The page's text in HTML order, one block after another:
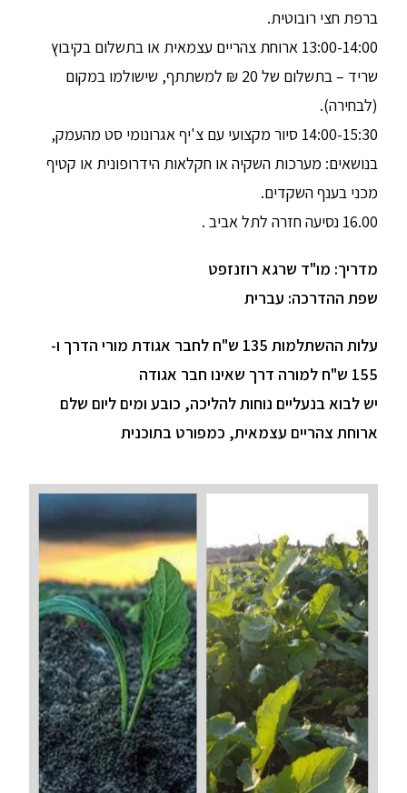
ברפת חצי רובוטית.
13:00-14:00 ארוחת צהריים עצמאית או בתשלום בקיבוץ
שריד – בתשלום של 20 ₪ למשתתף, שישולמו במקום
(לבחירה).
14:00-15:30 סיור מקצועי עם צ'יף אגרונומי סט מהעמק,
בנושאים: מערכות השקיה או חקלאות הידרופונית או קטיף
מכני בענף השקדים.
16.00 נסיעה חזרה לתל אביב .
מדריך: מו"ד שרגא רוזנזפט
שפת ההדרכה: עברית
עלות ההשתלמות 135 ש"ח לחבר אגודת מורי הדרך ו-
155 ש"ח למורה דרך שאינו חבר אגודה
יש לבוא בנעליים נוחות להליכה, כובע ומים ליום שלם
ארוחת צהריים עצמאית, כמפורט בתוכנית